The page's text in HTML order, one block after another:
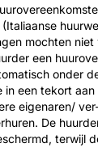
mochten
een
onder
een tekort aan
eigenaren/
De
terwijl